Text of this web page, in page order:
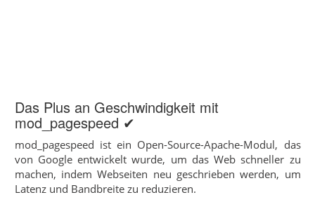
Das Plus an Geschwindigkeit mit
mod_pagespeed ✔
mod_pagespeed ist ein Open-Source-Apache-Modul, das
von Google entwickelt wurde, um das Web schneller zu
machen, indem Webseiten neu geschrieben werden, um
Latenz und Bandbreite zu reduzieren.